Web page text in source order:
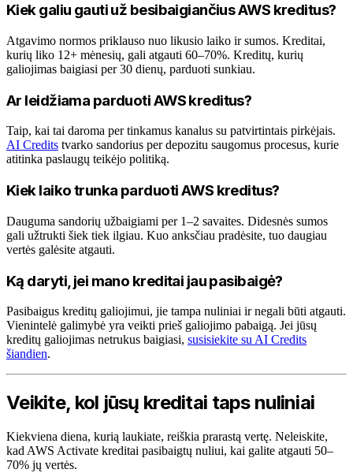
Kiek galiu gauti už besibaigiančius AWS kreditus?
Atgavimo normos priklauso nuo likusio laiko ir sumos. Kreditai,
kurių liko 12+ mėnesių, gali atgauti 60–70%. Kreditų, kurių
galiojimas baigiasi per 30 dienų, parduoti sunkiau.
Ar leidžiama parduoti AWS kreditus?
Taip, kai tai daroma per tinkamus kanalus su patvirtintais pirkėjais.
AI Credits tvarko sandorius per depozitu saugomus procesus, kurie
atitinka paslaugų teikėjo politiką.
Kiek laiko trunka parduoti AWS kreditus?
Dauguma sandorių užbaigiami per 1–2 savaites. Didesnės sumos
gali užtrukti šiek tiek ilgiau. Kuo anksčiau pradėsite, tuo daugiau
vertės galėsite atgauti.
Ką daryti, jei mano kreditai jau pasibaigė?
Pasibaigus kreditų galiojimui, jie tampa nuliniai ir negali būti atgauti.
Vienintelė galimybė yra veikti prieš galiojimo pabaigą. Jei jūsų
kreditų galiojimas netrukus baigiasi, susisiekite su AI Credits
šiandien.
Veikite, kol jūsų kreditai taps nuliniai
Kiekviena diena, kurią laukiate, reiškia prarastą vertę. Neleiskite,
kad AWS Activate kreditai pasibaigtų nuliui, kai galite atgauti 50–
70% jų vertės.